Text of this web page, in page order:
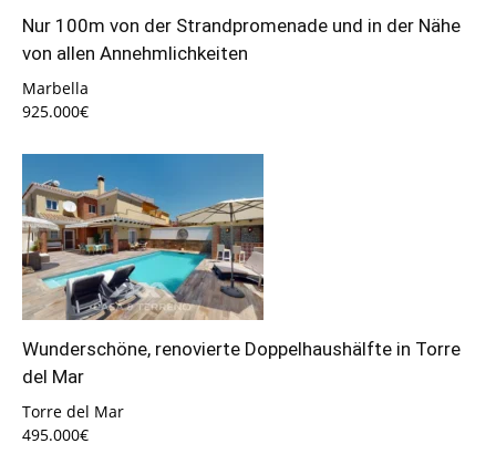
Nur 100m von der Strandpromenade und in der Nähe
von allen Annehmlichkeiten
Marbella
925.000€
Wunderschöne, renovierte Doppelhaushälfte in Torre
del Mar
Torre del Mar
495.000€